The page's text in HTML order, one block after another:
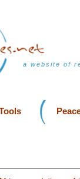
a website of